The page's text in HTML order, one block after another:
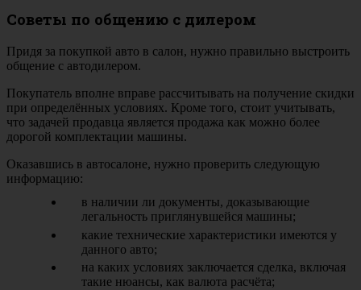
Советы по общению с дилером
Придя за покупкой авто в салон, нужно правильно выстроить
общение с автодилером.
Покупатель вполне вправе рассчитывать на получение скидки
при определённых условиях. Кроме того, стоит учитывать,
что задачей продавца является продажа как можно более
дорогой комплектации машины.
Оказавшись в автосалоне, нужно проверить следующую
информацию:
в наличии ли документы, доказывающие
легальность приглянувшейся машины;
какие технические характеристики имеются у
данного авто;
на каких условиях заключается сделка, включая
такие нюансы, как валюта расчёта;